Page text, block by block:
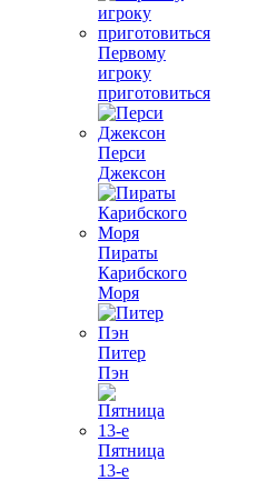
Первому
игроку
приготовиться
Перси
Джексон
Пираты
Карибского
Моря
Питер
Пэн
Пятница
13-е